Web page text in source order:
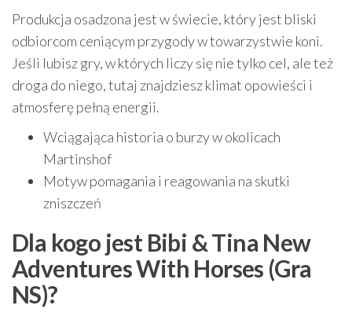
Produkcja osadzona jest w świecie, który jest bliski
odbiorcom ceniącym przygody w towarzystwie koni.
Jeśli lubisz gry, w których liczy się nie tylko cel, ale też
droga do niego, tutaj znajdziesz klimat opowieści i
atmosferę pełną energii.
Wciągająca historia o burzy w okolicach
Martinshof
Motyw pomagania i reagowania na skutki
zniszczeń
Dla kogo jest Bibi & Tina New
Adventures With Horses (Gra
NS)?